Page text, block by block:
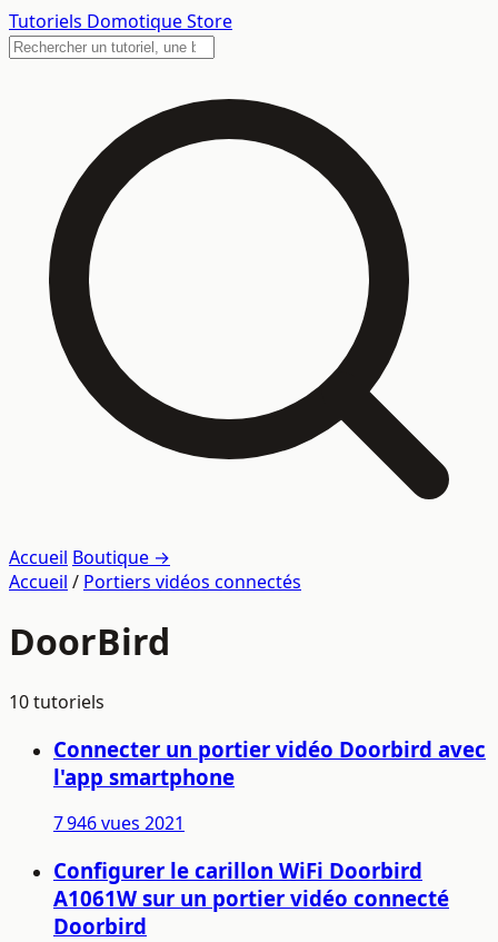
Tutoriels Domotique Store
Accueil Boutique →
Accueil / Portiers vidéos connectés
DoorBird
10 tutoriels
Connecter un portier vidéo Doorbird avec
l'app smartphone
7 946 vues 2021
Configurer le carillon WiFi Doorbird
A1061W sur un portier vidéo connecté
Doorbird